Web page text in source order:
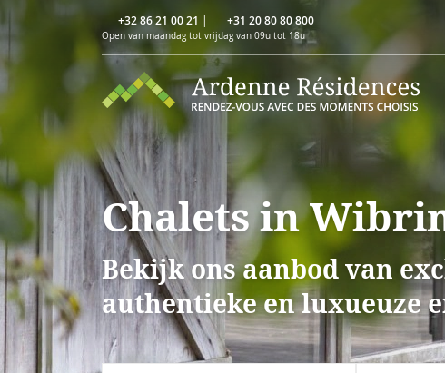
+32 86 21 00 21 | +31 20 80 80 800
Open van maandag tot vrijdag van 09u tot 18u
Chalets in
Bekijk ons aanbod van
authentieke en luxueuze